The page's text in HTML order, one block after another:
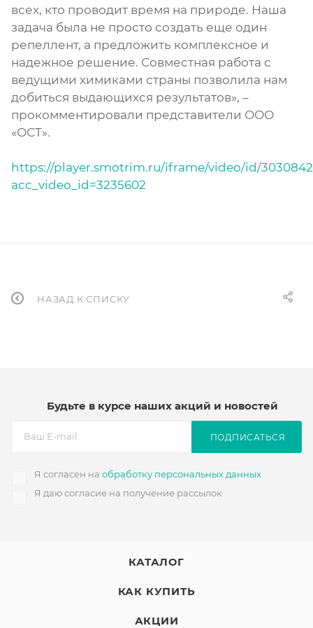
всех, кто проводит время на природе. Наша
задача была не просто создать еще один
репеллент, а предложить комплексное и
надежное решение. Совместная работа с
ведущими химиками страны позволила нам
добиться выдающихся результатов», –
прокомментировали представители ООО
«ОСТ».
https://player.smotrim.ru/iframe/video/id/
acc_video_id=3235602
НАЗАД К СПИСКУ
Будьте в курсе наших акций и новостей
Я согласен на обработку персональных данных
Я даю согласие на получение рассылок
ПОДПИСАТЬСЯ
КАТАЛОГ
КАК КУПИТЬ
АКЦИИ